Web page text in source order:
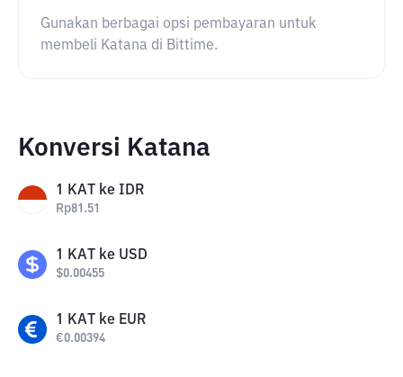
Gunakan berbagai opsi pembayaran untuk
membeli Katana di Bittime.
Konversi Katana
1 KAT ke IDR
Rp81.51
1 KAT ke USD
$0.00455
1 KAT ke EUR
€0.00394